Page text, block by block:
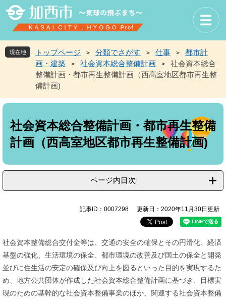
先
頭
を
飛
本
現在地 トップページ > 分類でさがす > 仕事 >
都市計
画・建築
> 社会資本総合整備計画 >
社会資本総合
整備計画・都市再生整備計画（西高室地区都市再生整
備計画)
本
社会資本総合整備計画・都市再生整備
計画（西高室地区都市再生整備計画)
ページ内目次
記事ID：0007298 更新日：2020年11月30日更新
社会資本整備総合交付金等は、交通の安全の確保とその円滑化、経済
基盤の強化、生活環境の保全、都市環境の改善及び国土の保全と開発
並びに住生活の安定の確保及び向上を図るといった目的を実現するた
め、地方公共団体が作成した社会資本総合整備計画に基づき、目標実
現のための基幹的な社会資本整備事業のほか、関連する社会資本整備